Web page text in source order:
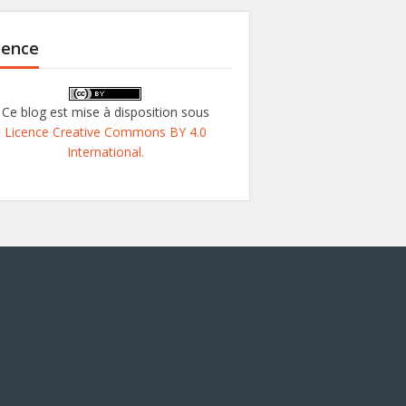
Ce blog est mise à disposition sous
Licence Creative Commons BY 4.0
International.